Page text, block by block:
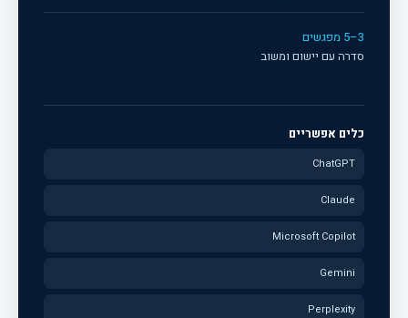
3–5 מפגשים
סדרה עם יישום ומשוב
כלים אפשריים
ChatGPT
Claude
Microsoft Copilot
Gemini
Perplexity